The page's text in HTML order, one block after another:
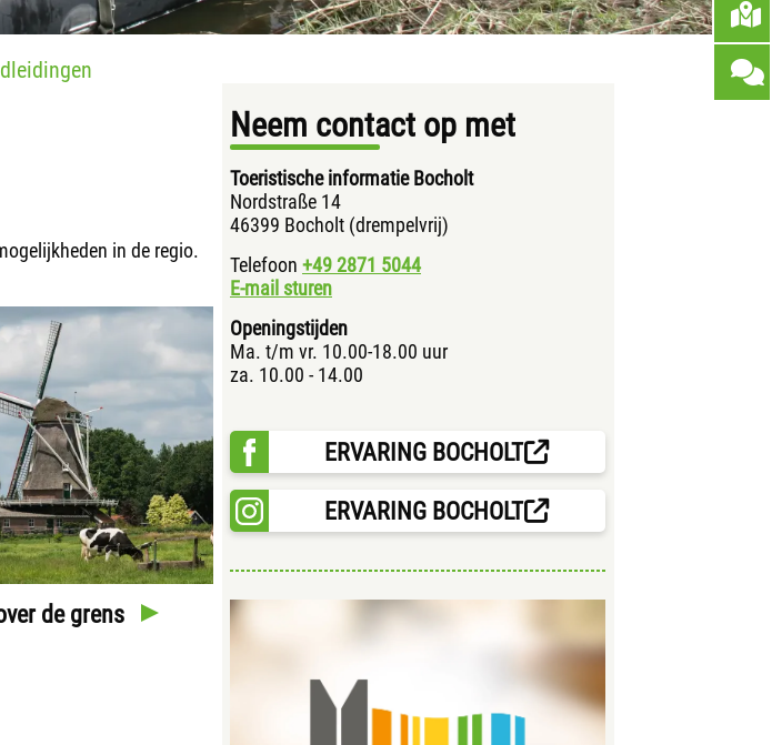
in de regio.
de grens
Neem contact op met
Toeristische informatie Bocholt
Nordstraße 14
46399 Bocholt (drempelvrij)
Telefoon +49 2871 5044
E-mail sturen
Openingstijden
Ma. t/m vr. 10.00-18.00 uur
za. 10.00 - 14.00
ERVARING BOCHOLT
ERVARING BOCHOLT